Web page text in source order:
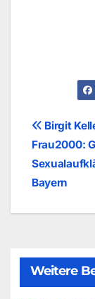
Birgit
Frau2000:
Bayern
Weitere